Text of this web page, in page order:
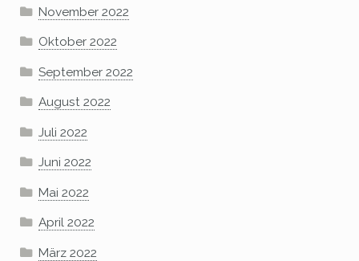
November 2022
Oktober 2022
September 2022
August 2022
Juli 2022
Juni 2022
Mai 2022
April 2022
März 2022